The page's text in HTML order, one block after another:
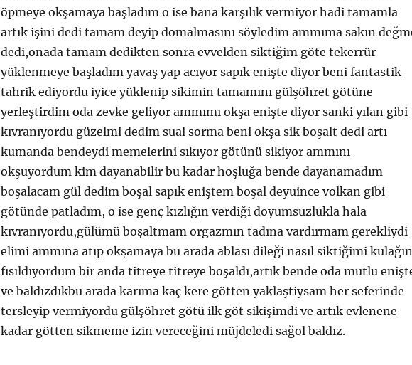
öpmeye okşamaya başladım o ise bana karşılık vermiyor hadi tamamla
artık işini dedi tamam deyip domalmasını söyledim ammıma sakın
dedi,onada tamam dedikten sonra evvelden siktiğim göte tekerrür
yüklenmeye başladım yavaş yap acıyor sapık enişte diyor beni fantastik
tahrik ediyordu iyice yüklenip sikimin tamamını gülşöhret götüne
yerleştirdim oda zevke geliyor ammımı okşa enişte diyor sanki yılan gibi
kıvranıyordu güzelmi dedim sual sorma beni okşa sik boşalt dedi artı
kumanda bendeydi memelerini sıkıyor götünü sikiyor ammını
okşuyordum kim dayanabilir bu kadar hoşluğa bende dayanamadım
boşalacam gül dedim boşal sapık eniştem boşal deyuince volkan gibi
götünde patladım, o ise genç kızlığın verdiği doyumsuzlukla hala
kıvranıyordu,gülümü boşaltmam orgazmın tadına vardırmam gerekliydi
elimi ammına atıp okşamaya bu arada ablası dileği nasıl siktiğimi
fısıldıyordum bir anda titreye titreye boşaldı,artık bende oda mutlu
ve baldızdıkbu arada karıma kaç kere götten yaklaştiysam her seferinde
tersleyip vermiyordu gülşöhret götü ilk göt sikişimdi ve artık evlenene
kadar götten sikmeme izin vereceğini müjdeledi sağol baldız.